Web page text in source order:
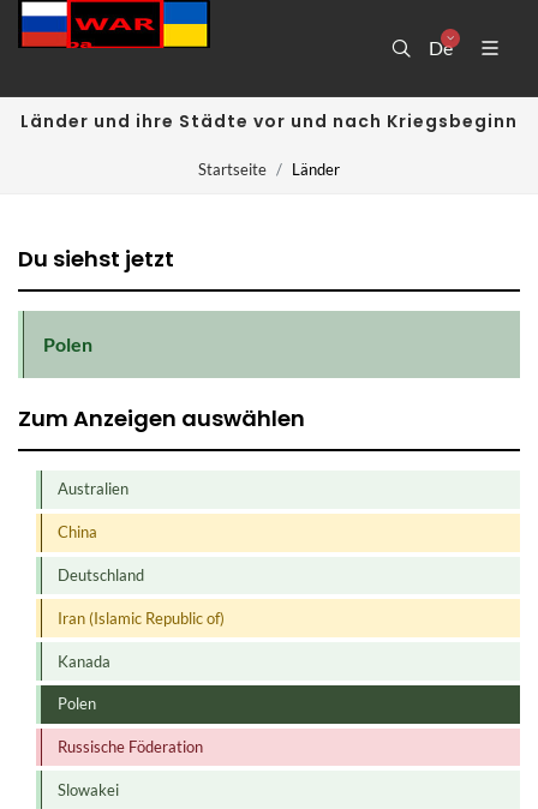
De
Länder und ihre Städte vor und nach Kriegsbeginn
Startseite Länder
Du siehst jetzt
Polen
Zum Anzeigen auswählen
Australien
China
Deutschland
Iran (Islamic Republic of)
Kanada
Polen
Russische Föderation
Slowakei